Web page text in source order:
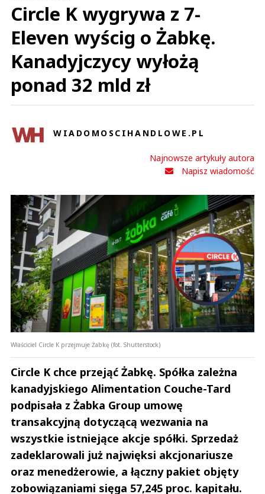
Circle K wygrywa z 7-
Eleven wyścig o Żabkę.
Kanadyjczycy wyłożą
ponad 32 mld zł
WIADOMOSCIHANDLOWE.PL
Najnowsze artykuły autora
Napisz wiadomość
Właściciel Circle K przejmuje Żabkę (fot. Shutterstock)
Circle K chce przejąć Żabkę. Spółka zależna
kanadyjskiego Alimentation Couche-Tard
podpisała z Żabka Group umowę
transakcyjną dotyczącą wezwania na
wszystkie istniejące akcje spółki. Sprzedaż
zadeklarowali już najwięksi akcjonariusze
oraz menedżerowie, a łączny pakiet objęty
zobowiązaniami sięga 57,245 proc. kapitału.